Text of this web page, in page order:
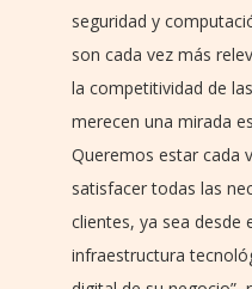
seguridad y
son cada vez más
la competitividad de
merecen una mirada
Queremos estar cada
satisfacer todas las
clientes, ya sea desde
infraestructura